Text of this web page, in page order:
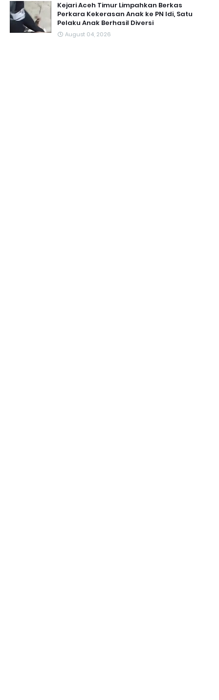
Kejari Aceh Timur Limpahkan Berkas
Perkara Kekerasan Anak ke PN Idi, Satu
Pelaku Anak Berhasil Diversi
August 04, 2026